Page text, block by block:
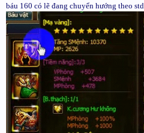
báu 160 có lẽ đang chuyển hướng theo